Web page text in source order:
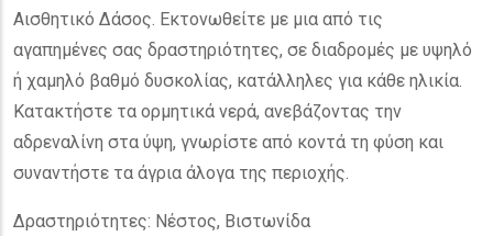
Αισθητικό Δάσος. Εκτονωθείτε με μια από τις
αγαπημένες σας δραστηριότητες, σε διαδρομές με υψηλό
ή χαμηλό βαθμό δυσκολίας, κατάλληλες για κάθε ηλικία.
Κατακτήστε τα ορμητικά νερά, ανεβάζοντας την
αδρεναλίνη στα ύψη, γνωρίστε από κοντά τη φύση και
συναντήστε τα άγρια άλογα της περιοχής.
Δραστηριότητες: Νέστος, Βιστωνίδα